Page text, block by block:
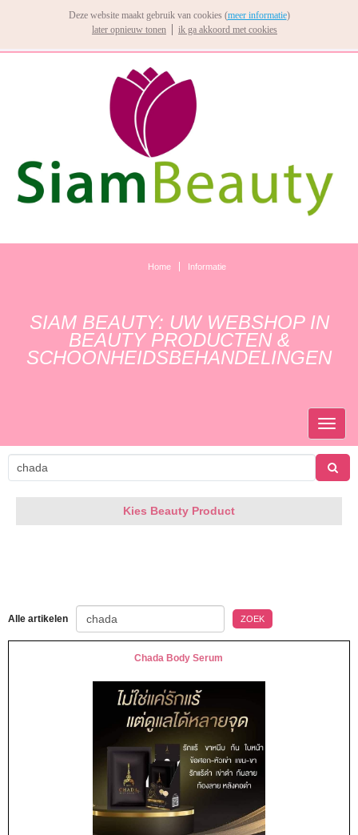
Home Informatie
SIAM BEAUTY: UW WEBSHOP IN
BEAUTY PRODUCTEN &
SCHOONHEIDSBEHANDELINGEN
Kies Beauty Product
Alle artikelen ZOEK
Chada Body Serum
Deze website maakt gebruik van cookies (meer informatie)
later opnieuw tonen
ik ga akkoord met cookies